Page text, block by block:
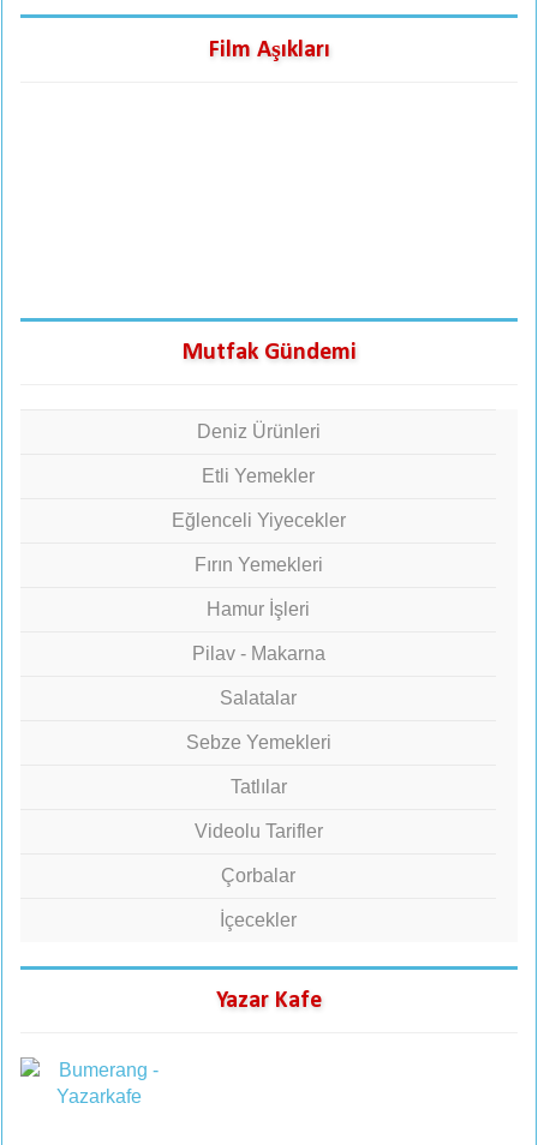
Film Aşıkları
Mutfak Gündemi
Deniz Ürünleri
Etli Yemekler
Eğlenceli Yiyecekler
Fırın Yemekleri
Hamur İşleri
Pilav - Makarna
Salatalar
Sebze Yemekleri
Tatlılar
Videolu Tarifler
Çorbalar
İçecekler
Yazar Kafe